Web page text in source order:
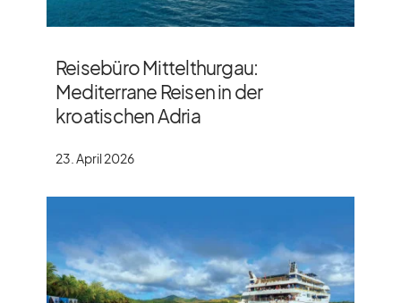
Reisebüro Mittelthurgau:
Mediterrane Reisen in der
kroatischen Adria
23. April 2026